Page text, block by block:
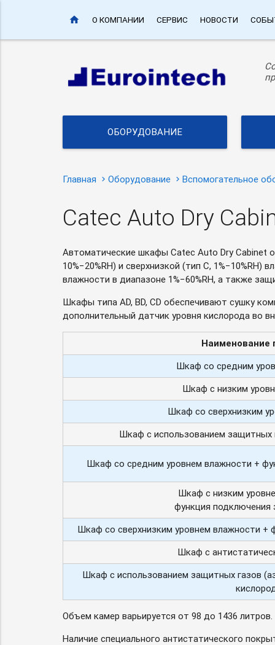
home О КОМПАНИИ СЕРВИС НОВОСТИ
ОБОРУДОВАНИЕ
Главная Оборудование Вспомогательное
Catec Auto Dry
Автоматические шкафы Catec Auto Dry Cabinet
10%−20%RH) и сверхнизкой (тип C,
влажности в диапазоне 1%−60%RH, а также
Шкафы типа AD, BD, CD обеспечивают сушку
дополнительный датчик уровня кислорода во
Наименование
Шкаф со средним
Шкаф с низким
Шкаф со сверхнизким
Шкаф с использованием защитных
Шкаф со средним уровнем влажности +
Шкаф с низким
функция подключения
Шкаф со сверхнизким уровнем влажности +
Шкаф с
Шкаф с использованием защитных газов
Объем камер варьируется от 98 до 1436 литров.
Наличие специального антистатического